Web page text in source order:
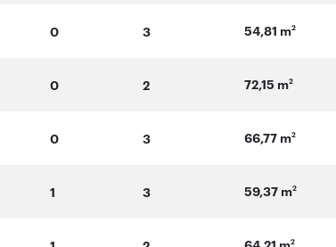
0 3 54,81 m2
0 2 72,15 m2
0 3 66,77 m2
1 3 59,37 m2
2